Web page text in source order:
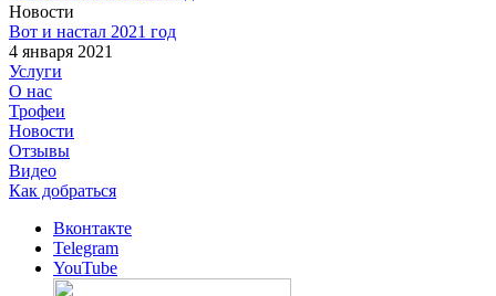
Новости
Вот и настал 2021 год
4 января 2021
Услуги
О нас
Трофеи
Новости
Отзывы
Видео
Как добраться
Вконтакте
Telegram
YouTube